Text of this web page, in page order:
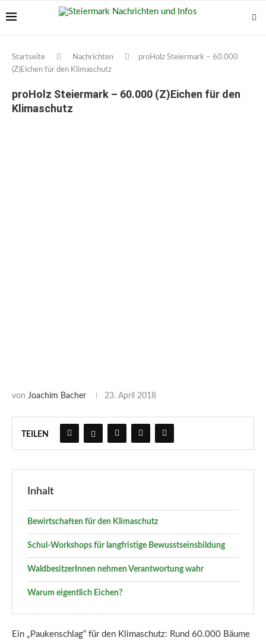
Startseite Nachrichten
proHolz Steiermark – 60.000
(Z)Eichen für den Klimaschutz
proHolz Steiermark – 60.000 (Z)Eichen für den
Klimaschutz
von Joachim Bacher 23. April 2018
TEILEN
Inhalt
Bewirtschaften für den Klimaschutz
Schul-Workshops für langfristige Bewusstseinsbildung
WaldbesitzerInnen nehmen Verantwortung wahr
Warum eigentlich Eichen?
Ein „Paukenschlag“ für den Klimaschutz: Rund 60.000 Bäume